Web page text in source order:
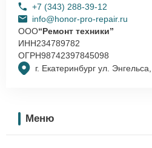
г. Екатеринбург ул.
+7 (343) 288-39-12
info@honor-pro-repair.ru
ООО“Ремонт техники”
ИНН234789782
ОГРН98742397845098
Меню